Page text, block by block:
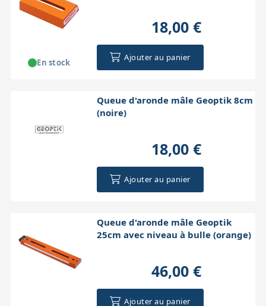
18,00 €
Ajouter au panier
En stock
Queue d'aronde mâle Geoptik 8cm
(noire)
18,00 €
Ajouter au panier
Queue d'aronde mâle Geoptik
25cm avec niveau à bulle (orange)
46,00 €
Ajouter au panier